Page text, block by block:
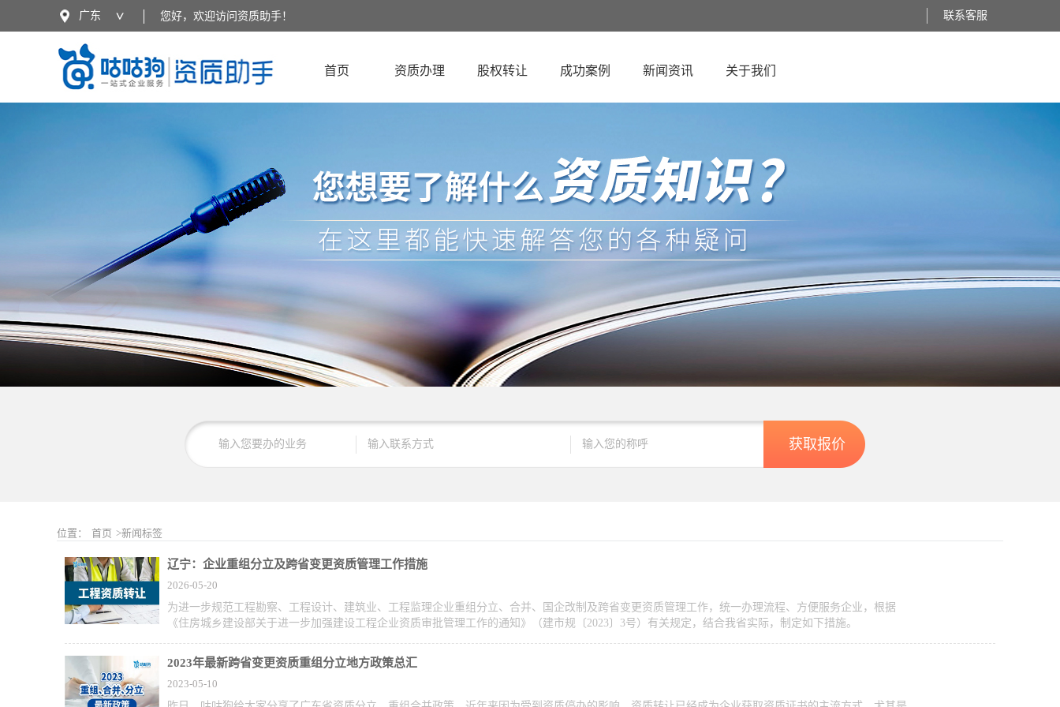
广东
全国
湖北
江苏 四川
陕西
您好，欢迎访问资质助手！ 联系客服
首页 资质办理 股权转让 成功案例 新闻资讯 关于我们
位置： 首页 >新闻标签
辽宁：企业重组分立及跨省变更资质管理工作措施
2026-05-20
为进一步规范工程勘察、工程设计、建筑业、工程监理企业重组分立、合并、国企改制及跨省变更资质管理工作，统一办理流程、方便服务企业，根据
《住房城乡建设部关于进一步加强建设工程企业资质审批管理工作的通知》（建市规〔2023〕3号）有关规定，结合我省实际，制定如下措施。
2023年最新跨省变更资质重组分立地方政策总汇
2023-05-10